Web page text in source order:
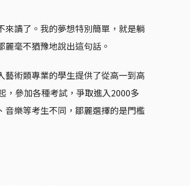
來讀了。我的夢想特別簡單，就是躺
毫不猶豫地說出這句話。
術類專業的學生提供了從高一到高
，參加各種考試，爭取進入2000多
樂等考生不同，鄒麗選擇的是門檻